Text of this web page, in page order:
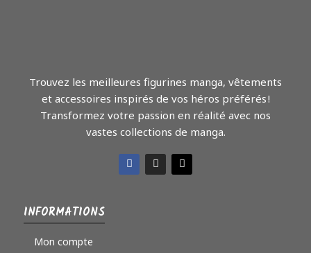
Trouvez les meilleures figurines manga, vêtements
et accessoires inspirés de vos héros préférés !
Transformez votre passion en réalité avec nos
vastes collections de manga.
INFORMATIONS
Mon compte